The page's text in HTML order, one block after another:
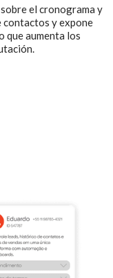
el cronograma y
contactos y expone
que aumenta los